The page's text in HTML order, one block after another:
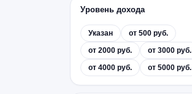
Уровень дохода
Указан
от 500 руб.
от 2000 руб.
от 3000 руб.
от 4000 руб.
от 5000 руб.